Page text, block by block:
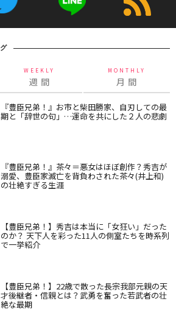
WEEKLY
週 間
MONTHLY
月 間
『豊臣兄弟！』お市と柴田勝家、自刃しての最
期と「辞世の句」…運命を共にした２人の悲劇
『豊臣兄弟！』茶々＝悪女はほぼ創作？秀吉が
溺愛、豊臣家滅亡を背負わされた茶々(井上和)
の壮絶すぎる生涯
【豊臣兄弟！】秀吉は本当に「女狂い」だった
のか？ 天下人を彩った11人の側室たちを時系列
で一挙紹介
【豊臣兄弟！】22歳で散った長宗我部元親の天
才後継者・信親とは？武勇を奮った若武者の壮
絶な最期